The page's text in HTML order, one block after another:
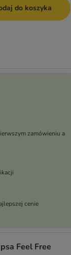
do koszyka
zamówieniu a
cenie
Feel Free